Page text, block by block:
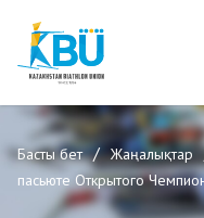
Басты бет Жаңалықтар
пасьюте Открытого